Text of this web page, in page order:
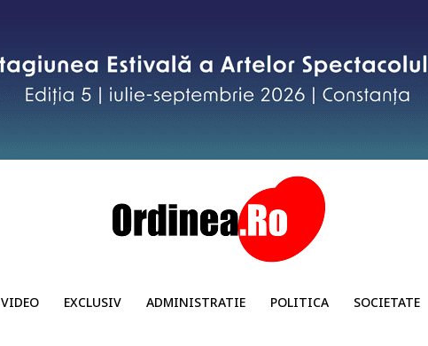
VIDEO EXCLUSIV ADMINISTRATIE POLITICA SOCIETATE